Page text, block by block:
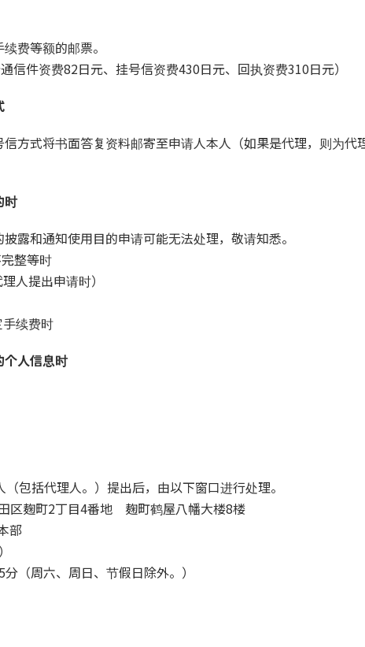
费等额的邮票。
信件资费82日元、挂号信资费430日元、回执资费310日元）
方式将书面答复资料邮寄至申请人本人（如果是代理，则为代
时
露和通知使用目的申请可能无法处理，敬请知悉。
整等时
人提出申请时）
续费时
人信息时
包括代理人。）提出后，由以下窗口进行处理。
区麹町2丁目4番地 麹町鹤屋八幡大楼8楼
部
（周六、周日、节假日除外。）